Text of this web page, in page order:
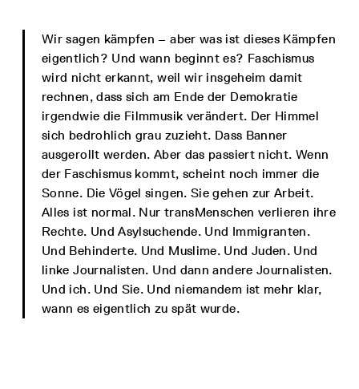
Wir sagen kämpfen – aber was ist dieses Kämpfen
eigentlich? Und wann beginnt es? Faschismus
wird nicht erkannt, weil wir insgeheim damit
rechnen, dass sich am Ende der Demokratie
irgendwie die Filmmusik verändert. Der Himmel
sich bedrohlich grau zuzieht. Dass Banner
ausgerollt werden. Aber das passiert nicht. Wenn
der Faschismus kommt, scheint noch immer die
Sonne. Die Vögel singen. Sie gehen zur Arbeit.
Alles ist normal. Nur transMenschen verlieren ihre
Rechte. Und Asylsuchende. Und Immigranten.
Und Behinderte. Und Muslime. Und Juden. Und
linke Journalisten. Und dann andere Journalisten.
Und ich. Und Sie. Und niemandem ist mehr klar,
wann es eigentlich zu spät wurde.